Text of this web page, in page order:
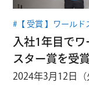
#【 受賞 】ワールド
入社1年目でワ
スター賞を受
2024年3月12日（